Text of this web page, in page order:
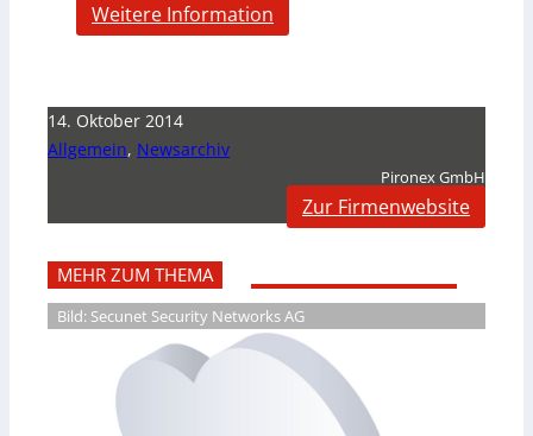
Weitere Information
14. Oktober 2014
Allgemein, Newsarchiv
Pironex GmbH
Zur Firmenwebsite
MEHR ZUM THEMA
Bild: Secunet Security Networks AG